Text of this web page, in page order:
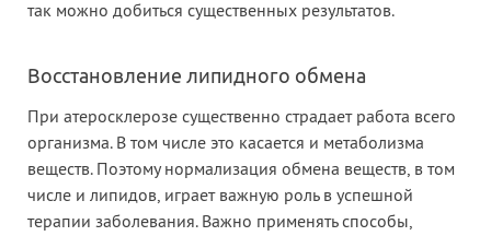
так можно добиться существенных результатов.
Восстановление липидного обмена
При атеросклерозе существенно страдает работа всего
организма. В том числе это касается и метаболизма
веществ. Поэтому нормализация обмена веществ, в том
числе и липидов, играет важную роль в успешной
терапии заболевания. Важно применять способы,